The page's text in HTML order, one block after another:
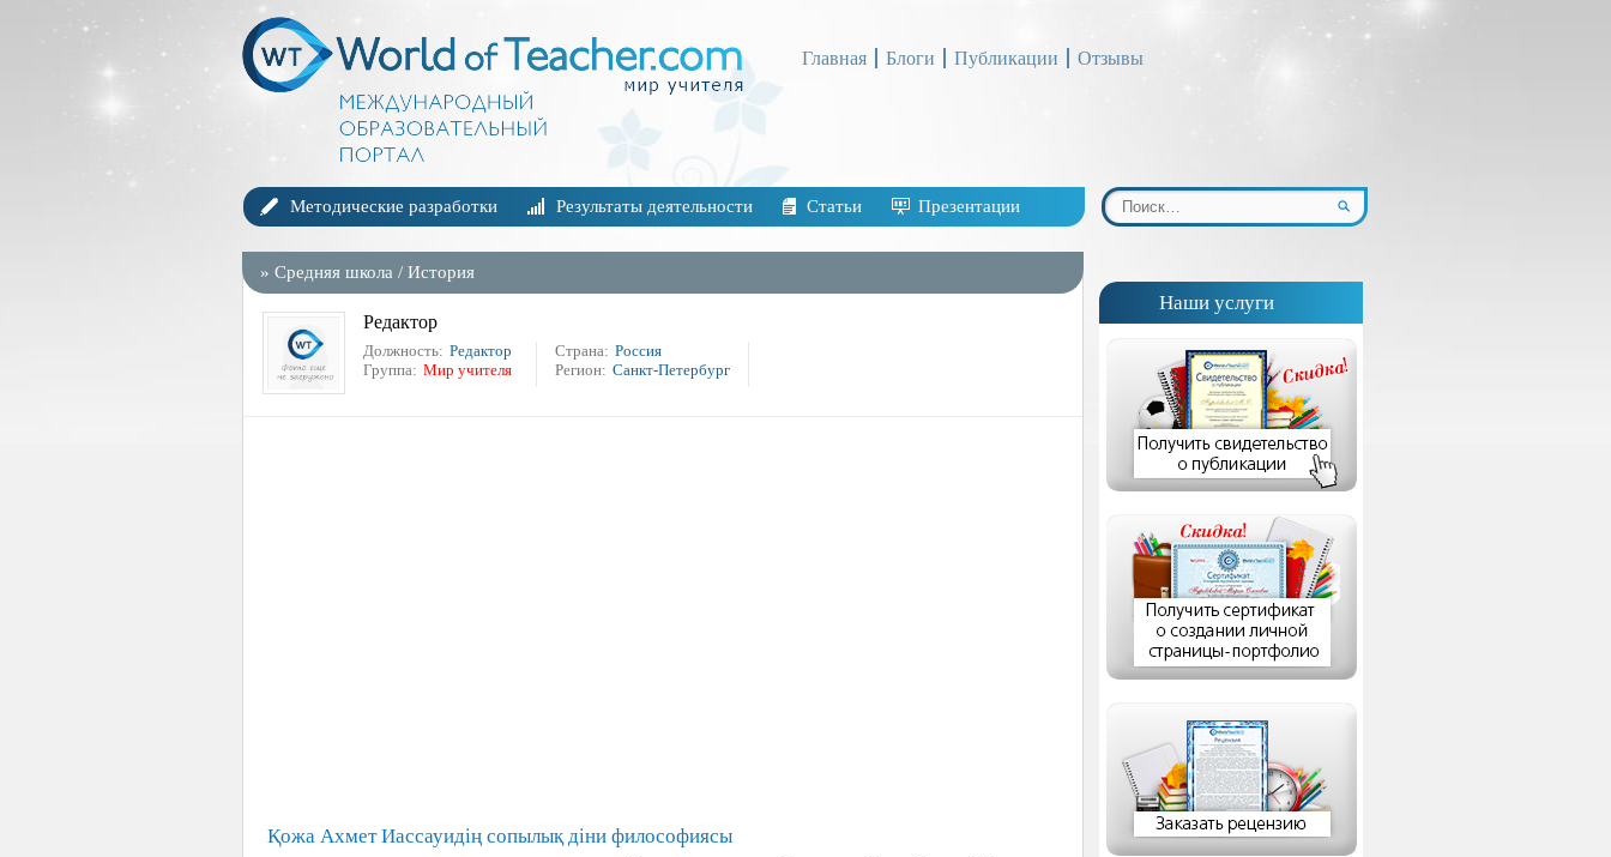
Главная Блоги Публикации Отзывы
Методические разработки Результаты деятельности Статьи Презентации
» Средняя школа / История
Редактор
Должность: Редактор
Группа: Мир учителя
Страна: Россия
Регион: Санкт-Петербург
Қожа Ахмет Иассауидің сопылық діни философиясы
Наши услуги